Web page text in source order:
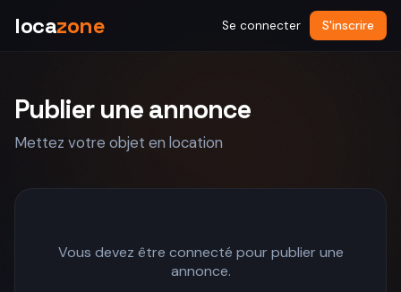
locazone Se connecter S'inscrire
Publier une annonce
Mettez votre objet en location
Vous devez être connecté pour publier une
annonce.